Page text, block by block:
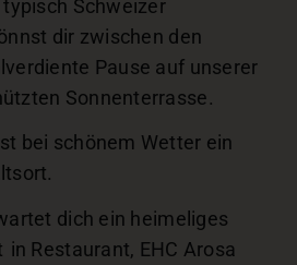
Schweizer
dir zwischen den
Pause auf unserer
Sonnenterrasse.
bei schönem Wetter ein
dich ein heimeliges
Restaurant, EHC Arosa